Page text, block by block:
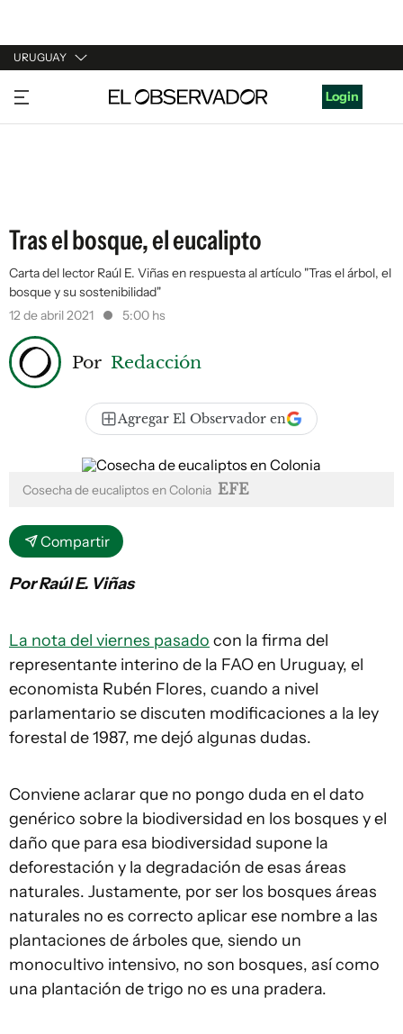
URUGUAY
URUGUAY
ARGENTINA
Login
Tras el bosque, el eucalipto
Carta del lector Raúl E. Viñas en respuesta al artículo "Tras el árbol, el
bosque y su sostenibilidad"
12 de abril 2021
5:00 hs
Por Redacción
Agregar El Observador en
Cosecha de eucaliptos en Colonia EFE
Compartir
Por Raúl E. Viñas
La nota del viernes pasado con la firma del
representante interino de la FAO en Uruguay, el
economista Rubén Flores, cuando a nivel
parlamentario se discuten modificaciones a la ley
forestal de 1987, me dejó algunas dudas.
Conviene aclarar que no pongo duda en el dato
genérico sobre la biodiversidad en los bosques y el
daño que para esa biodiversidad supone la
deforestación y la degradación de esas áreas
naturales. Justamente, por ser los bosques áreas
naturales no es correcto aplicar ese nombre a las
plantaciones de árboles que, siendo un
monocultivo intensivo, no son bosques, así como
una plantación de trigo no es una pradera.